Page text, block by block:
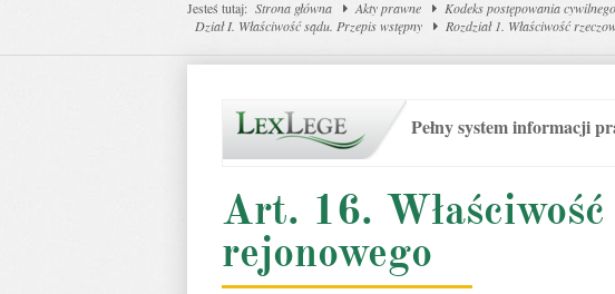
Jesteś tutaj: Strona główna Akty prawne Kodeks postępowania cywilnego
Dział I. Właściwość sądu. Przepis wstępny
Rozdział 1. Właściwość
Pełny system informacji
Art. 16. Właściwość
rejonowego